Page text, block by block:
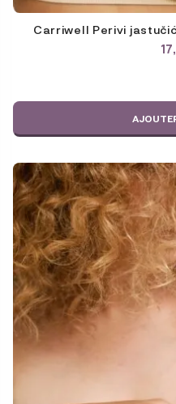
Carriwell Perivi